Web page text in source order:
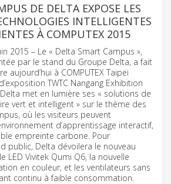
DE DELTA EXPOSE LES
INTELLIGENTES
À COMPUTEX 2015
2015 – Le « Delta Smart Campus »,
par le stand du Groupe Delta, a fait
aujourd’hui à COMPUTEX Taipei
TWTC Nangang Exhibition
met en lumière ses « solutions de
vert et intelligent » sur le thème des
où les visiteurs peuvent
d’apprentissage interactif,
empreinte carbone. Pour
public, Delta dévoilera le nouveau
LED Vivitek Qumi Q6, la nouvelle
en couleur, et les ventilateurs sans
continu à faible consommation.